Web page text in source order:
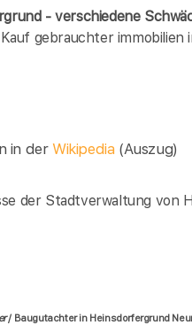
- verschiedene
gebrauchter
in derWikipedia (Auszug)
der Stadtverwaltung von
/ Baugutachter in Heinsdorfergrund